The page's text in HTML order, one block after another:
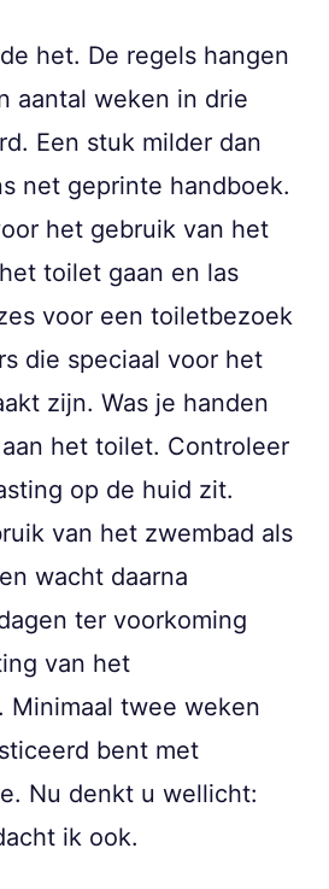
het. De regels hangen
aantal weken in drie
Een stuk milder dan
net geprinte handboek.
het gebruik van het
toilet gaan en las
voor een toiletbezoek
die speciaal voor het
zijn. Was je handen
het toilet. Controleer
op de huid zit.
van het zwembad als
wacht daarna
ter voorkoming
van het
Minimaal twee weken
bent met
Nu denkt u wellicht:
ik ook.